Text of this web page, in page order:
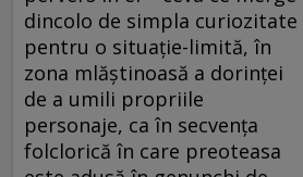
dincolo de simpla curiozitate
pentru o situație-limită, în
zona mlăștinoasă a dorinței
de a umili propriile
personaje, ca în secvența
folclorică în care preoteasa